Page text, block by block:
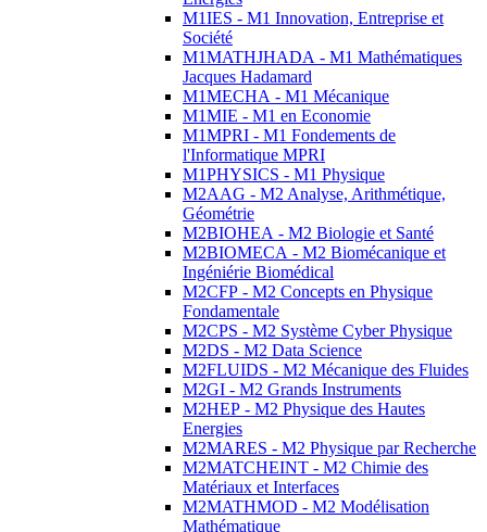
M1IES - M1 Innovation, Entreprise et
Société
M1MATHJHADA - M1 Mathématiques
Jacques Hadamard
M1MECHA - M1 Mécanique
M1MIE - M1 en Economie
M1MPRI - M1 Fondements de
l'Informatique MPRI
M1PHYSICS - M1 Physique
M2AAG - M2 Analyse, Arithmétique,
Géométrie
M2BIOHEA - M2 Biologie et Santé
M2BIOMECA - M2 Biomécanique et
Ingéniérie Biomédical
M2CFP - M2 Concepts en Physique
Fondamentale
M2CPS - M2 Système Cyber Physique
M2DS - M2 Data Science
M2FLUIDS - M2 Mécanique des Fluides
M2GI - M2 Grands Instruments
M2HEP - M2 Physique des Hautes
Energies
M2MARES - M2 Physique par Recherche
M2MATCHEINT - M2 Chimie des
Matériaux et Interfaces
M2MATHMOD - M2 Modélisation
Mathématique